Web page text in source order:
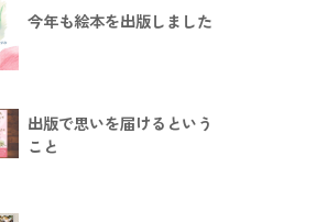
今年も絵本を出版しました
出版で思いを届けるという
こと